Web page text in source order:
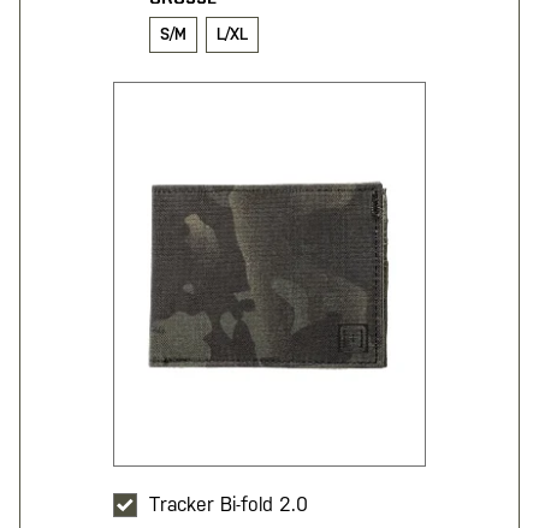
S/M L/XL
Tracker Bi-fold 2.0